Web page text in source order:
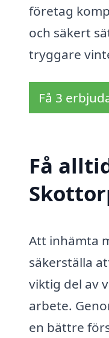
företag
och säkert
tryggare
Få 3
Få
Att inhämta
säkerställa
viktig del av
arbete.
en bättre